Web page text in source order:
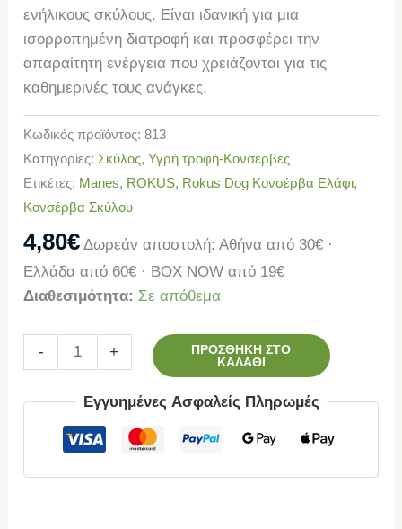
ενήλικους σκύλους. Είναι ιδανική για μια
ισορροπημένη διατροφή και προσφέρει την
απαραίτητη ενέργεια που χρειάζονται για τις
καθημερινές τους ανάγκες.
Κωδικός προϊόντος:813
Κατηγορίες: Σκύλος,Υγρή τροφή-Κονσέρβες
Ετικέτες: Manes, ROKUS, Rokus Dog Κονσέρβα Ελάφι,
Κονσέρβα Σκύλου
4,80€ Δωρεάν αποστολή: Αθήνα από 30€ ·
Ελλάδα από 60€ · BOX NOW από 19€
Διαθεσιμότητα: Σε απόθεμα
- +
ΠΡΟΣΘΉΚΗ ΣΤΟ
ΚΑΛΆΘΙ
Εγγυημένες Ασφαλείς Πληρωμές